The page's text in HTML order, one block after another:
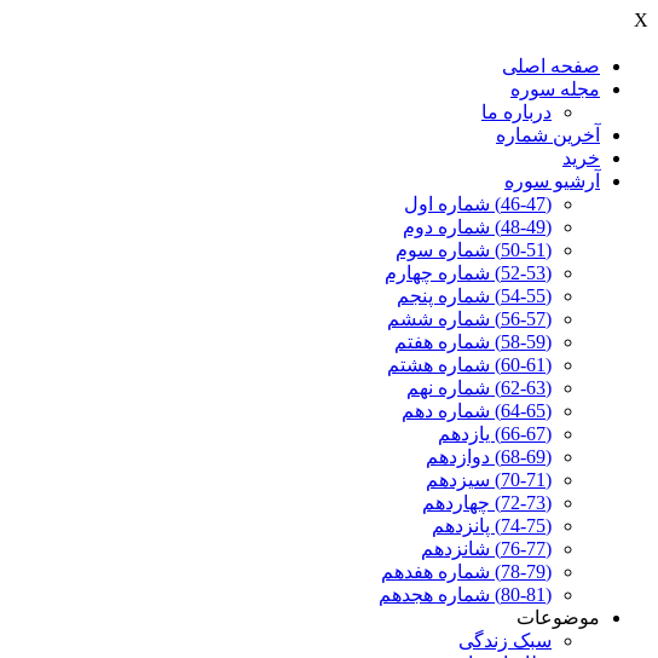
X
صفحه اصلی
مجله سوره
درباره ما
آخرين شماره
خرید
آرشیو سوره
(46-47) شماره اول
(48-49) شماره دوم
(50-51) شماره سوم
(52-53) شماره چهارم
(54-55) شماره پنجم
(56-57) شماره ششم
(58-59) شماره هفتم
(60-61) شماره هشتم
(62-63) شماره نهم
(64-65) شماره دهم
(66-67) یازدهم
(68-69) دوازدهم
(70-71) سیزدهم
(72-73) چهاردهم
(74-75) پانزدهم
(76-77) شانزدهم
(78-79) شماره هفدهم
(80-81) شماره هجدهم
موضوعات
سبک زندگی